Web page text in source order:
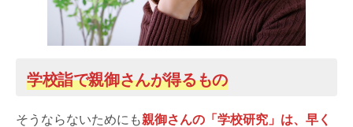
学校詣で親御さんが得るもの
そうならないためにも親御さんの「学校研究」は、早く